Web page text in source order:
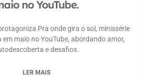
no YouTube.
Pra onde gira o sol, minissérie
em maio no YouTube, abordando amor,
e desafios.
LER MAIS